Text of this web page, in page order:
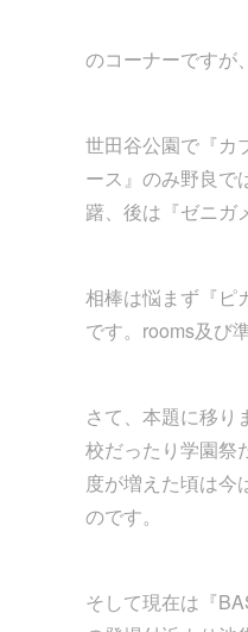
のコーナーですが
世田谷公園で『カ
ース』のみ野良で
躇、後は『ゼニガ
相棒は悩まず『ピ
です。rooms及び
さて、本題に移り
校だったり学園祭
度が増えた頃は今
のです。
そして現在は『